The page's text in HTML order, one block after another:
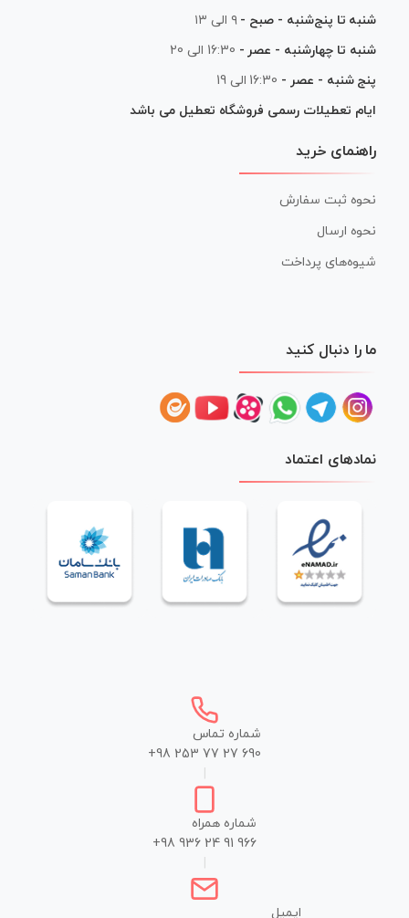
شنبه تا پنج‌شنبه - صبح - ۹ الی ۱۳
شنبه تا چهارشنبه - عصر - 16:30 الی 20
پنج شنبه - عصر - 16:30 الی 19
ایام تعطیلات رسمی فروشگاه تعطیل می باشد
راهنمای خرید
نحوه ثبت سفارش
نحوه ارسال
شیوه‌های پرداخت
ما را دنبال کنید
نمادهای اعتماد
شماره تماس
+98 253 77 27 690
شماره همراه
+98 936 24 91 966
ایمیل